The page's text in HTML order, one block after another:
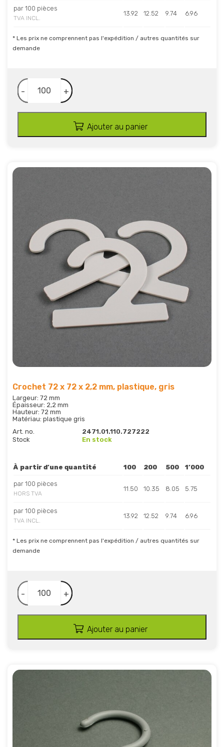
par 100 pièces
TVA INCL.
13.92 12.52 9.74 6.96
* Les prix ne comprennent pas l'expédition / autres quantités sur
demande
- +
Ajouter au panier
Crochet 72 x 72 x 2,2 mm, plastique, gris
Largeur: 72 mm
Épaisseur: 2,2 mm
Hauteur: 72 mm
Matériau: plastique gris
Art. no.
2471.01.110.727222
Stock
En stock
À partir d’une quantité 100 200 500 1’000
par 100 pièces
HORS TVA
11.50 10.35 8.05 5.75
par 100 pièces
TVA INCL.
13.92 12.52 9.74 6.96
* Les prix ne comprennent pas l'expédition / autres quantités sur
demande
- +
Ajouter au panier